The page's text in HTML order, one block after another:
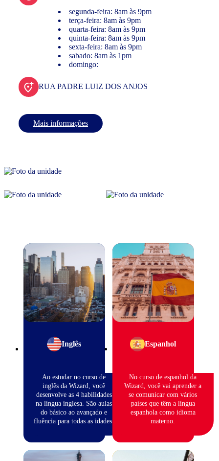
segunda-feira: 8am às 9pm
terça-feira: 8am às 9pm
quarta-feira: 8am às 9pm
quinta-feira: 8am às 9pm
sexta-feira: 8am às 9pm
sabado: 8am às 1pm
domingo:
RUA PADRE LUIZ DOS ANJOS
Mais informações
Inglês
Ao estudar no curso de
inglês da Wizard, você
desenvolve as 4 habilidades
na língua inglesa. São aulas
do básico ao avançado e
fluência para todas as idades.
Espanhol
No curso de espanhol da
Wizard, você vai aprender a
se comunicar com vários
países que têm a língua
espanhola como idioma
materno.